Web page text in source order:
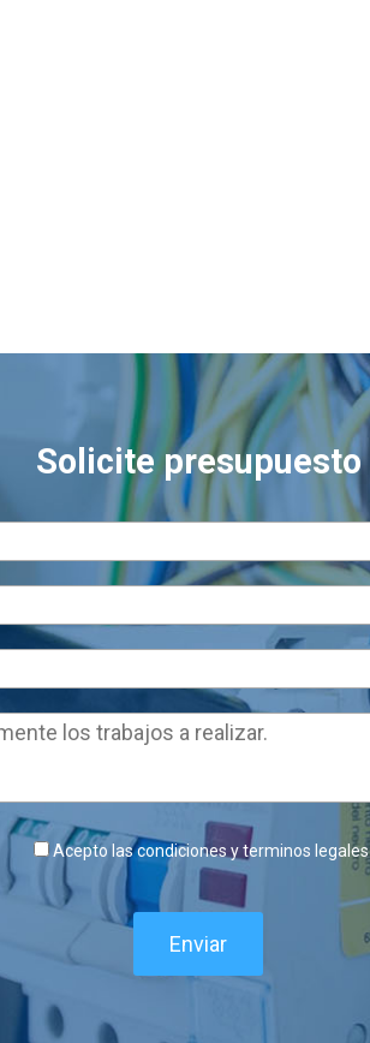
Solicite presupuesto
Acepto las condiciones y terminos legales
Enviar